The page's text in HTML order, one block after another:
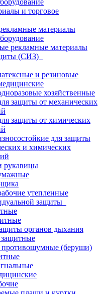
и торговое
материалы
рекламные материалы
(СИЗ)
и резиновые
хозяйственные
защиты от механических
защиты от химических
для защиты
и химических
рукавицы
утепленные
защиты
органов дыхания
(беруши)